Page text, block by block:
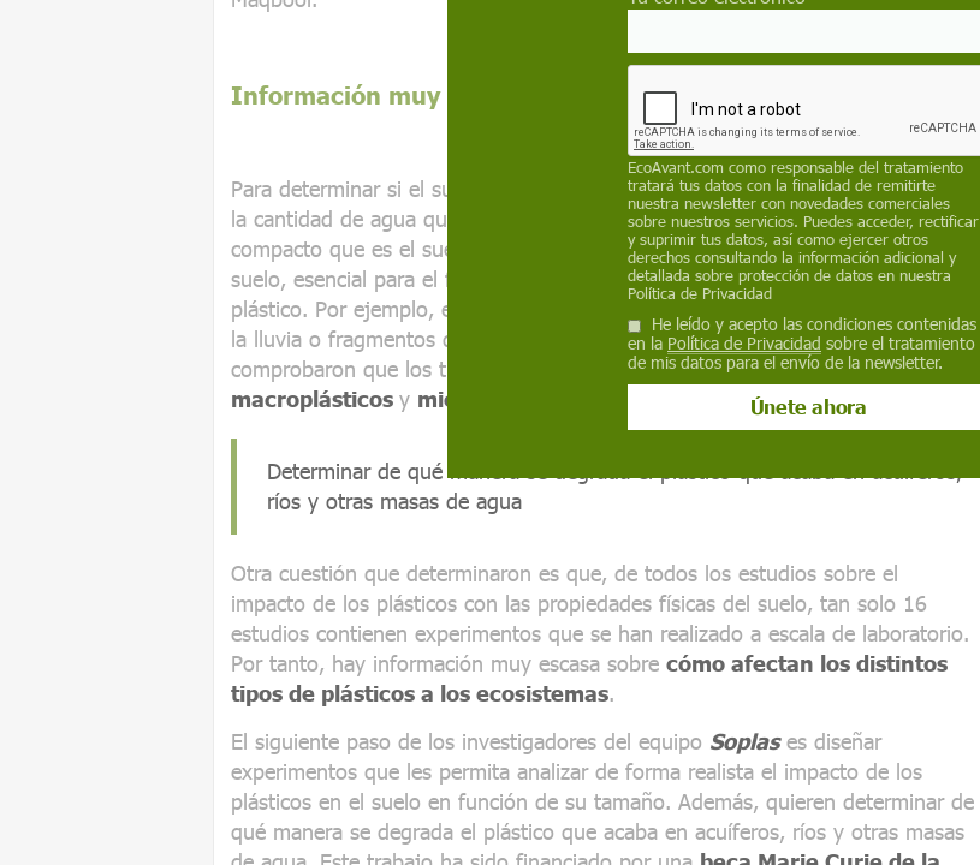
Información muy escasa
Para determinar si el suelo estaba sano o no, establecieron cinco parámetros:
la cantidad de agua que hay en el suelo disponible para las plantas, lo
compacto que es el suelo (es decir, cuánta agua retiene), la porosidad del
suelo, esencial para el flujo de gases, el exceso de agua y las fuentes del
plástico. Por ejemplo, el procedente de las prácticas agrícolas, el que cae con
la lluvia o fragmentos desprendidos de las ruedas de los coches. También
comprobaron que los tipos de plásticos más comunes que hay, entre
macroplásticos y microplásticos
Determinar de qué manera se degrada el plástico que acaba en acuíferos,
ríos y otras masas de agua
Otra cuestión que determinaron es que, de todos los estudios sobre el
impacto de los plásticos con las propiedades físicas del suelo, tan solo 16
estudios contienen experimentos que se han realizado a escala de laboratorio.
Por tanto, hay información muy escasa sobre cómo afectan los distintos
tipos de plásticos a los ecosistemas.
El siguiente paso de los investigadores del equipo Soplases diseñar
experimentos que les permita analizar de forma realista el impacto de los
plásticos en el suelo en función de su tamaño. Además, quieren determinar de
qué manera se degrada el plástico que acaba en acuíferos, ríos y otras masas
EcoAvant.com como responsable del tratamiento
tratará tus datos con la finalidad de remitirte
nuestra newsletter con novedades comerciales
sobre nuestros servicios. Puedes acceder, rectificar
y suprimir tus datos, así como ejercer otros
derechos consultando la información adicional y
detallada sobre protección de datos en nuestra
Política de Privacidad
He leído y acepto las condiciones contenidas
en la Política de Privacidad sobre el tratamiento
de mis datos para el envío de la newsletter.